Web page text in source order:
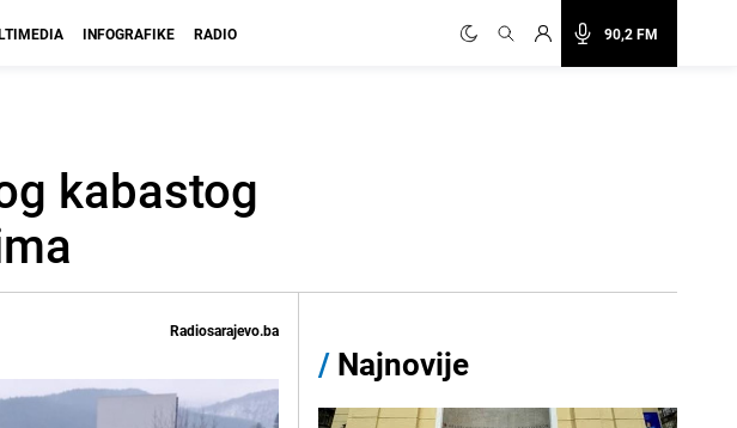
90,2 FM
INFOGRAFIKE RADIO
kabastog
Radiosarajevo.ba
/ Najnovije